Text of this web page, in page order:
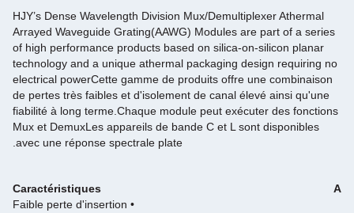
HJY’s Dense Wavelength Division Mux/Demultiplexer Athermal
Arrayed Waveguide Grating(AAWG) Modules are part of a series
of high performance products based on silica-on-silicon planar
technology and a unique athermal packaging design requiring no
electrical powerCette gamme de produits offre une combinaison
de pertes très faibles et d'isolement de canal élevé ainsi qu'une
fiabilité à long terme.Chaque module peut exécuter des fonctions
Mux et DemuxLes appareils de bande C et L sont disponibles
avec une réponse spectrale plate.
Caractéristiques
• Faible perte d'insertion